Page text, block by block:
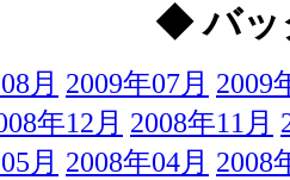
◆ バッ
月 2009年07月 2009
年12月 2008年11月
月 2008年04月 2008